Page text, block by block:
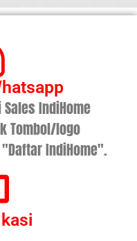
IndiHome
Tombol/logo
IndiHome".